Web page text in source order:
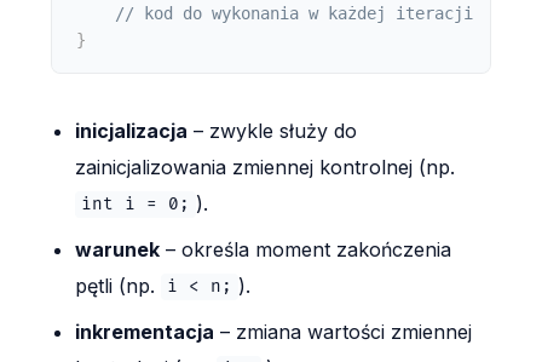
// kod do wykonania w każdej iteracji
}
inicjalizacja – zwykle służy do
zainicjalizowania zmiennej kontrolnej (np.
int i = 0; ).
warunek – określa moment zakończenia
pętli (np.
i < n; ).
inkrementacja – zmiana wartości zmiennej